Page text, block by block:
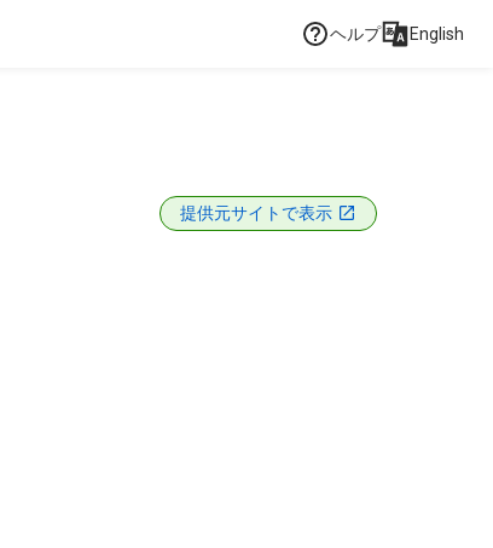
ヘルプ English
提供元サイトで表示